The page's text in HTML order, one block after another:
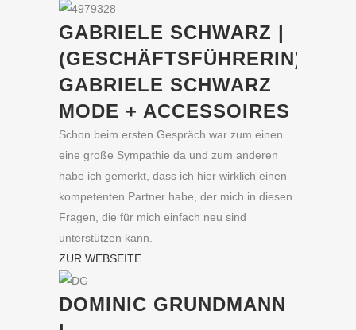
GABRIELE SCHWARZ |
(GESCHÄFTSFÜHRERIN)
GABRIELE SCHWARZ
MODE + ACCESSOIRES
Schon beim ersten Gespräch war zum einen
eine große Sympathie da und zum anderen
habe ich gemerkt, dass ich hier wirklich einen
kompetenten Partner habe, der mich in diesen
Fragen, die für mich einfach neu sind
unterstützen kann.
ZUR WEBSEITE
DOMINIC GRUNDMANN